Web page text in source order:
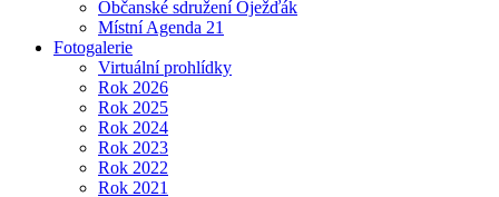
Občanské sdružení Óježďák
Místní Agenda 21
Fotogalerie
Virtuální prohlídky
Rok 2026
Rok 2025
Rok 2024
Rok 2023
Rok 2022
Rok 2021